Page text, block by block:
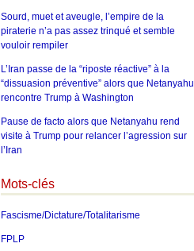
Sourd, muet et aveugle, l’empire de la
piraterie n’a pas assez trinqué et semble
vouloir rempiler
L’Iran passe de la “riposte réactive” à la
“dissuasion préventive” alors que Netanyahu
rencontre Trump à Washington
Pause de facto alors que Netanyahu rend
visite à Trump pour relancer l’agression sur
l’Iran
Mots-clés
Fascisme/Dictature/Totalitarisme
FPLP